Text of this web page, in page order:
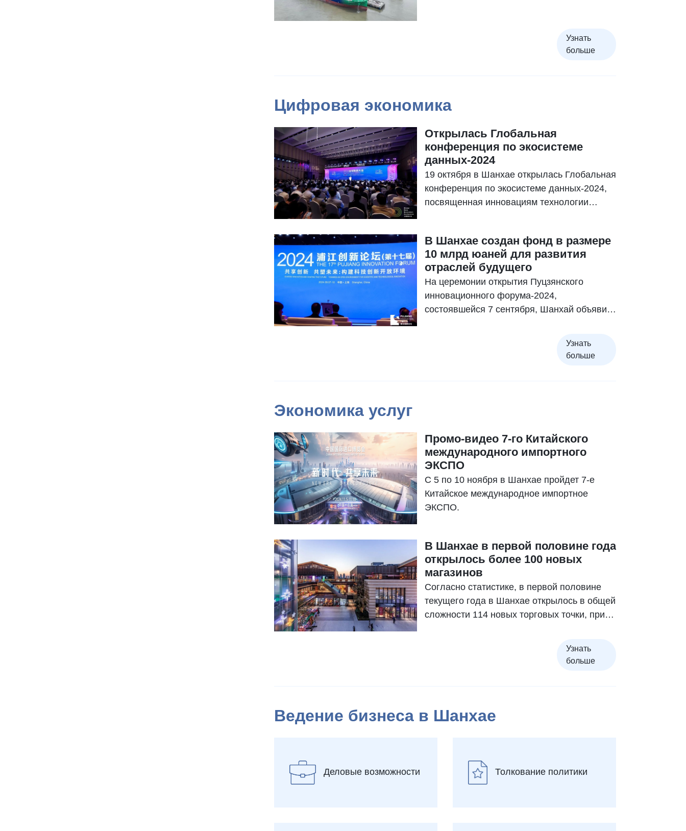
торговли достиг рекордно высокого уровня.
Узнать
больше
Цифровая экономика
Открылась Глобальная
конференция по экосистеме
данных-2024
19 октября в Шанхае открылась Глобальная
конференция по экосистеме данных-2024,
посвященная инновациям технологии
В Шанхае создан фонд в размере
10 млрд юаней для развития
отраслей будущего
На церемонии открытия Пуцзянского
инновационного форума-2024,
состоявшейся 7 сентября, Шанхай объявил
преобразованию передовых достижений из
Узнать
больше
Экономика услуг
Промо-видео 7-го Китайского
международного импортного
ЭКСПО
С 5 по 10 ноября в Шанхае пройдет 7-е
Китайское международное импортное
ЭКСПО.
В Шанхае в первой половине года
открылось более 100 новых
магазинов
Согласно статистике, в первой половине
текущего года в Шанхае открылось в общей
сложности 114 новых торговых точки, при
мировых магазинов и 1 новый магазин в
Узнать
больше
Ведение бизнеса в Шанхае
Деловые возможности Толкование политики